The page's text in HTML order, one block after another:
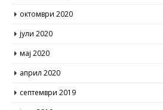
октомври 2020
јули 2020
мај 2020
април 2020
септември 2019